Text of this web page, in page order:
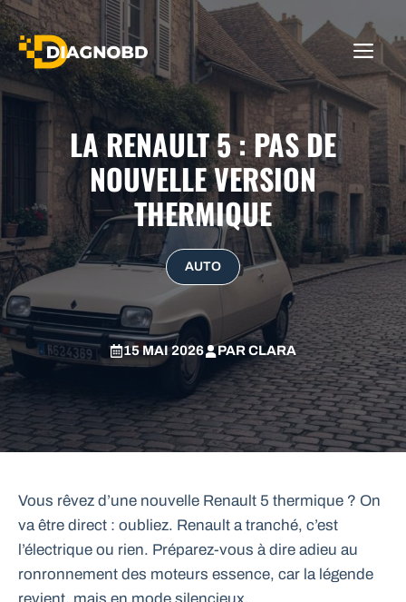
Aller
au
contenu
LA RENAULT 5 : PAS DE
NOUVELLE VERSION
THERMIQUE
AUTO
15 MAI 2026 PARCLARA
Vous rêvez d’une nouvelle Renault 5 thermique ? On
va être direct : oubliez. Renault a tranché, c’est
l’électrique ou rien. Préparez-vous à dire adieu au
ronronnement des moteurs essence, car la légende